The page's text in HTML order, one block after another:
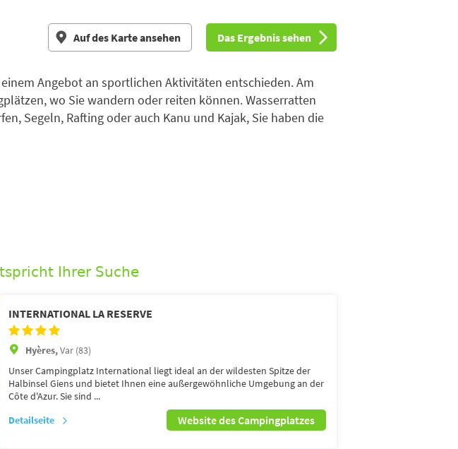
Auf des Karte ansehen Das Ergebnis sehen
Angebot an sportlichen Aktivitäten entschieden. Am
wo Sie wandern oder reiten können. Wasserratten
Segeln, Rafting oder auch Kanu und Kajak, Sie haben die
Ihrer Suche
INTERNATIONAL LA RESERVE
Hyères,Var (83)
Unser Campingplatz International liegt ideal an der wildesten Spitze der
Halbinsel Giens und bietet Ihnen eine außergewöhnliche Umgebung an der
Côte d'Azur. Sie sind ...
Detailseite
Website des Campingplatzes